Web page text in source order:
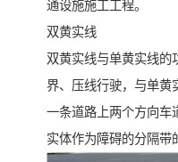
通设施施工工程。
双黄实线
双黄实线与单黄实线的
界、压线行驶，与单黄
一条道路上两个方向车
实体作为障碍的分隔带